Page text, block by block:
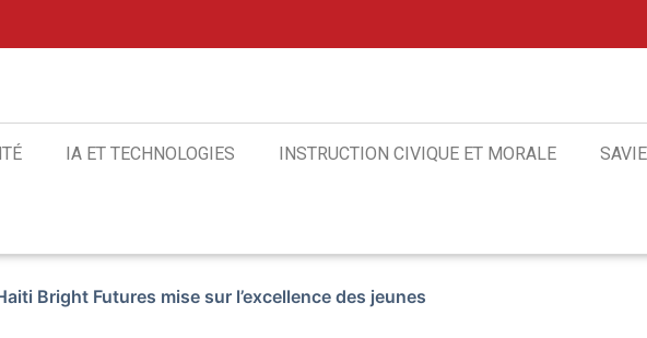
IA ET TECHNOLOGIES INSTRUCTION CIVIQUE ET MORALE
Bright Futures mise sur l’excellence des jeunes